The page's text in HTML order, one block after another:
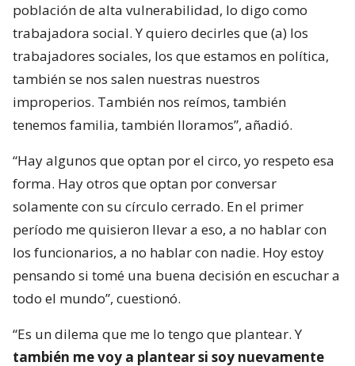
población de alta vulnerabilidad, lo digo como
trabajadora social. Y quiero decirles que (a) los
trabajadores sociales, los que estamos en política,
también se nos salen nuestras nuestros
improperios. También nos reímos, también
tenemos familia, también lloramos”, añadió.
“Hay algunos que optan por el circo, yo respeto esa
forma. Hay otros que optan por conversar
solamente con su círculo cerrado. En el primer
período me quisieron llevar a eso, a no hablar con
los funcionarios, a no hablar con nadie. Hoy estoy
pensando si tomé una buena decisión en escuchar a
todo el mundo”, cuestionó.
“Es un dilema que me lo tengo que plantear. Y
también me voy a plantear si soy nuevamente